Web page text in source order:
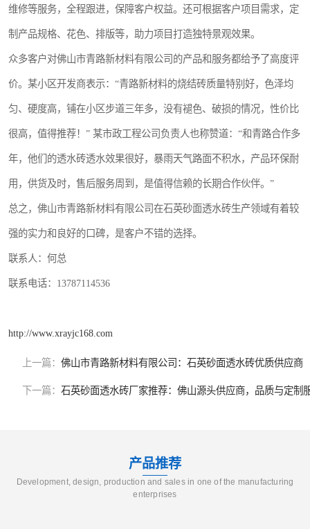
维修等服务，全程跟进，保障客户权益。还可根据客户项目需求，定
制产品规格、花色、排版等，助力项目打造独特景观效果。
众多客户对佛山市青路新材料有限公司的产品和服务都给予了高度评
价。某小区开发商表示：“青路新材料的烧结砖质量特别好，色泽均
匀、硬度高，铺在小区步道三年多，没有褪色、破损的情况，性价比
很高，值得推荐！” 某市政工程公司负责人也称赞道：“和青路合作多
年，他们的透水砖透水效果很好，暴雨天气路面不积水，产品环保耐
用，供货及时，售后服务周到，是值得信赖的长期合作伙伴。”
总之，佛山市青路新材料有限公司在石英砂面透水砖生产领域有着较
强的实力和良好的口碑，是客户不错的选择。
联系人：何总
联系电话：13787114536
http://www.xrayjc168.com
上一篇： 佛山市青路新材料有限公司：石英砂面透水砖优质供应商
下一篇： 石英砂面透水砖厂家推荐：佛山源头供应商，品质与定制
产品推荐
Development, design, production and sales in one of the manufacturing
enterprises